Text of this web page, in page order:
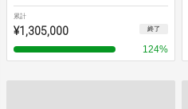
累計
¥1,305,000 終了
124%